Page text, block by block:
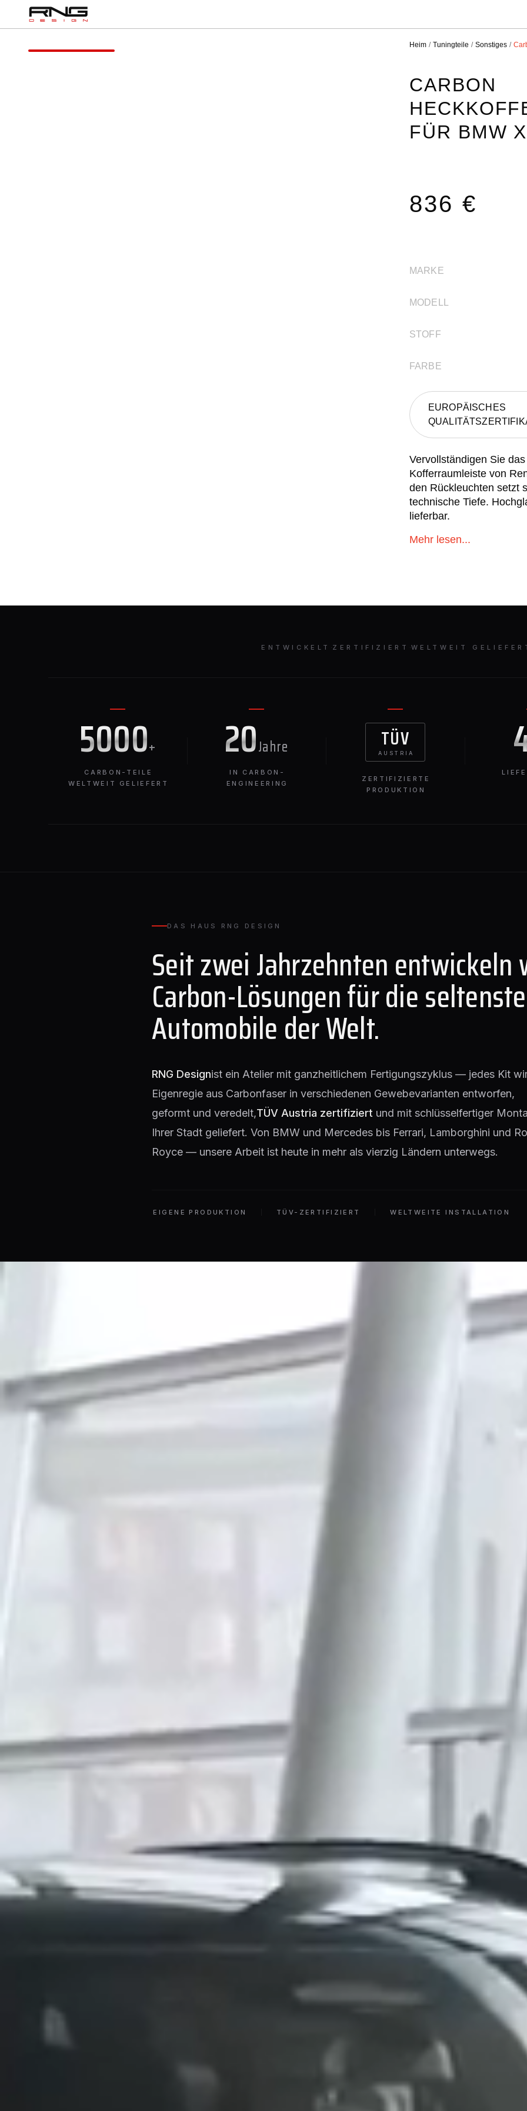
Heim Tuningteile Sonstiges
CARBON
FÜR BMW
836 €
MARKE
MODELL
STOFF
FARBE
EUROPÄISCHES
Vervollständigen Sie
Kofferraumleiste von
den Rückleuchten setzt
technische Tiefe.
lieferbar.
Mehr lesen...
ENTWICKELT ·ZERTIFIZIERT ·WELTWEIT
5000+
CARBON-TEILE
WELTWEIT GELIEFERT
20Jahre
IN CARBON-
ENGINEERING
TÜV
AUSTRIA
ZERTIFIZIERTE
PRODUKTION
DAS HAUS RNG DESIGN
Seit zwei Jahrzehnten entwickeln
Carbon-Lösungen für die
Automobile der Welt.
RNG Designist ein Atelier mit ganzheitlichem Fertigungszyklus — jedes Kit
Eigenregie aus Carbonfaser in verschiedenen Gewebevarianten entworfen,
geformt und veredelt,TÜV Austria zertifiziert und mit schlüsselfertiger
Ihrer Stadt geliefert. Von BMW und Mercedes bis Ferrari, Lamborghini und
Royce — unsere Arbeit ist heute in mehr als vierzig Ländern unterwegs.
EIGENE PRODUKTION TÜV-ZERTIFIZIERT WELTWEITE INSTALLATION